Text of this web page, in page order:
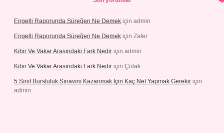
Engelli Raporunda Süreğen Ne Demek için admin
Engelli Raporunda Süreğen Ne Demek için Zafer
Kibir Ve Vakar Arasındaki Fark Nedir için admin
Kibir Ve Vakar Arasındaki Fark Nedir için Çolak
5 Sınıf Bursluluk Sınavını Kazanmak Için Kaç Net Yapmak Gerekir için
admin